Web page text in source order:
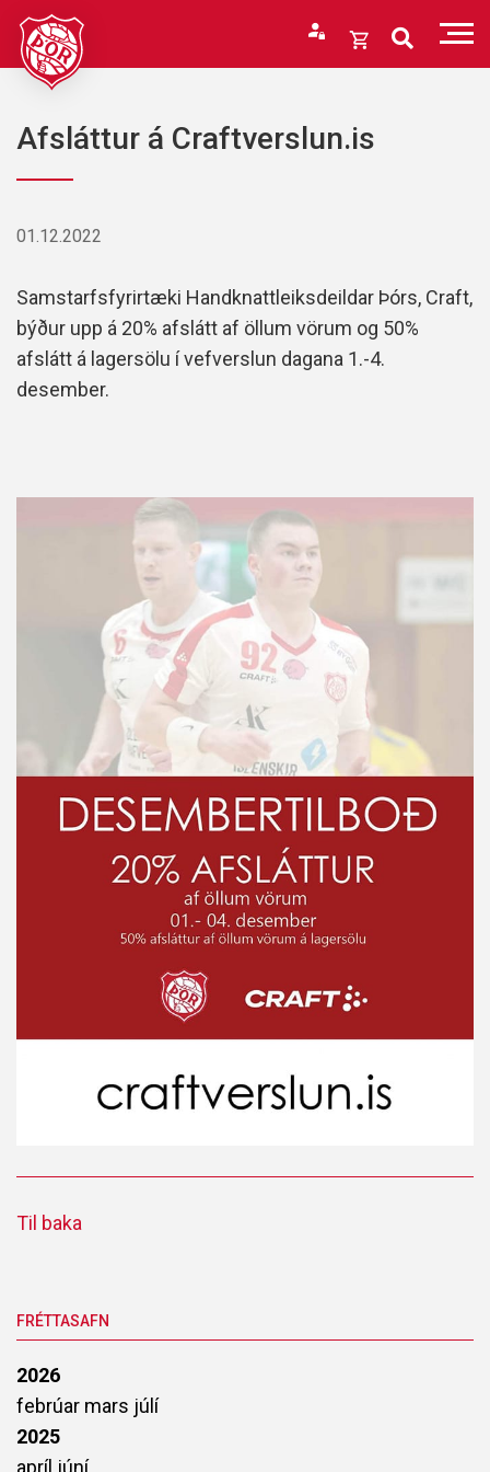
Fara
efni
Opna
Karfan þín
Afsláttur á Craftverslun.is
01.12.2022
Samstarfsfyrirtæki Handknattleiksdeildar Þórs, Craft,
býður upp á 20% afslátt af öllum vörum og 50%
afslátt á lagersölu í vefverslun dagana 1.-4.
desember.
Til baka
FRÉTTASAFN
2026
febrúar mars júlí
2025
apríl júní